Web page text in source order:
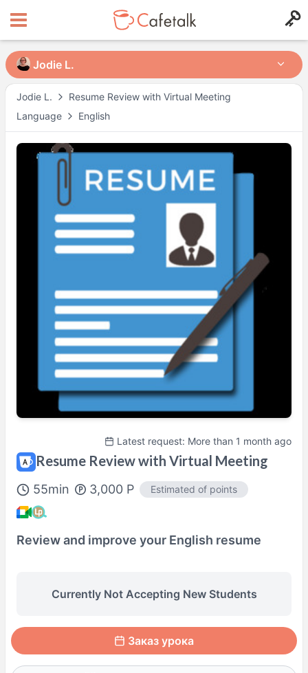
Jodie L.
Resume Review with Virtual Meeting
Language
English
Latest request: More than 1 month ago
Resume Review with Virtual Meeting
55min 3,000 P Estimated of points
Review and improve your English resume
Currently Not Accepting New Students
Заказ урока
Jodie L.
Jodie L.
from in
425 142
Доступное время
Mon 10:30 –
12:00
–
12:00
Sun
10:30 12:00
Actual availability may differ. Please check when you make a request.
Shown inAsia/Tokyotime.
Профиль преподавателя
100% Satisfaction Guaranteed Lesson
Details Here→